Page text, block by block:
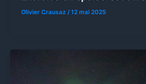
Olivier Crausaz /12 mai 2025